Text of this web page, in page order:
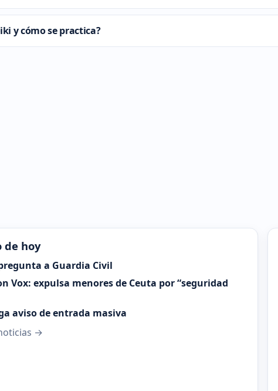
y cómo se practica?
de hoy
a Guardia Civil
Vox: expulsa menores de Ceuta por “seguridad
aviso de entrada masiva
→